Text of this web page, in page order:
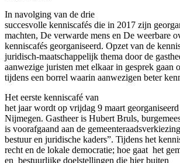
In navolging van de drie
succesvolle kenniscafés die in 2017 zijn
machten, De verwarde mens en De weerbare
kenniscafés georganiseerd. Opzet van de
juridisch-maatschappelijk thema door de
aanwezige juristen met elkaar in gesprek
tijdens een borrel waarin aanwezigen beter
Het eerste kenniscafé van
het jaar wordt op vrijdag 9 maart
Nijmegen. Gastheer is Hubert Bruls,
is voorafgaand aan de
bestuur en juridische kaders”. Tijdens het
recht en de lokale democratie; hoe gaat het
en bestuurlijke doelstellingen die hier buiten